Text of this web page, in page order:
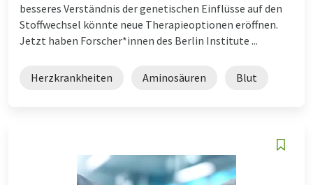
besseres Verständnis der genetischen Einflüsse auf den
Stoffwechsel könnte neue Therapieoptionen eröffnen.
Jetzt haben Forscher*innen des Berlin Institute ...
Herzkrankheiten Aminosäuren Blut